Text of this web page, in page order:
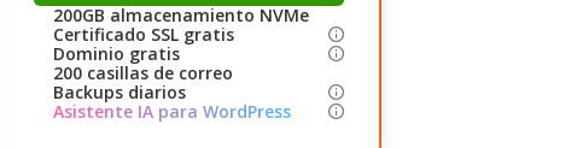
200GB almacenamiento NVMe
Certificado SSL gratis
Dominio gratis
200 casillas de correo
Backups diarios
Asistente IA para WordPress